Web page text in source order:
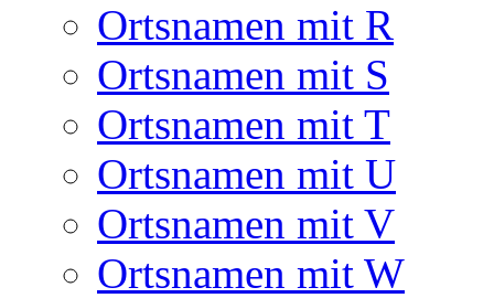
Ortsnamen mit R
Ortsnamen mit S
Ortsnamen mit T
Ortsnamen mit U
Ortsnamen mit V
Ortsnamen mit W